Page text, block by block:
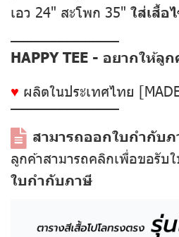
เอว 24" สะโพก 35" ใส่เสื้อ
––––––––––––––
HAPPY TEE - อยากให้
♥ ผลิตในประเทศไทย
––––––––––––––
สามารถออกใบกำกับ
ลูกค้าสามารถคลิกเพื่อขอรับ
ใบกำกับภาษี